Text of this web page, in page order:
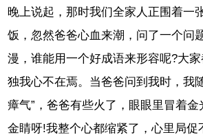
晚上说起，那时我们全家人正围着一
饭，忽然爸爸心血来潮，问了一个问
漫，谁能用一个好成语来形容呢?大
独我心不在焉。当爸爸问到我时，我
瘴气”，爸爸有些火了，眼眼里冒着
金睛呀!我整个心都缩紧了，心里局促